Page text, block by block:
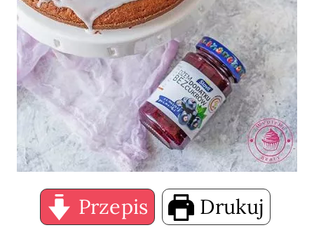
Przepis Drukuj